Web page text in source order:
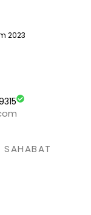
2023
SAHABAT